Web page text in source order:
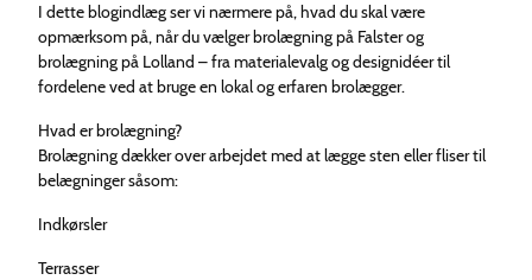
I dette blogindlæg ser vi nærmere på, hvad du skal være
opmærksom på, når du vælger brolægning på Falster og
brolægning på Lolland – fra materialevalg og designidéer til
fordelene ved at bruge en lokal og erfaren brolægger.
Hvad er brolægning?
Brolægning dækker over arbejdet med at lægge sten eller fliser til
belægninger såsom:
Indkørsler
Terrasser